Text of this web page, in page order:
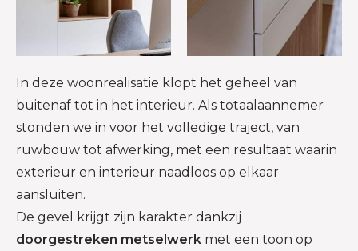
In deze woonrealisatie klopt het geheel van
buitenaf tot in het interieur. Als totaalaannemer
stonden we in voor het volledige traject, van
ruwbouw tot afwerking, met een resultaat waarin
exterieur en interieur naadloos op elkaar
aansluiten.
De gevel krijgt zijn karakter dankzij
doorgestreken metselwerk met een toon op